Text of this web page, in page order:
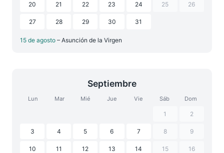
20 21 22 23 24 25 26
27 28 29 30 31
15 de agosto – Asunción de la Virgen
Septiembre
Lun Mar Mié Jue Vie Sáb Dom
1 2
3 4 5 6 7 8 9
10 11 12 13 14 15 16